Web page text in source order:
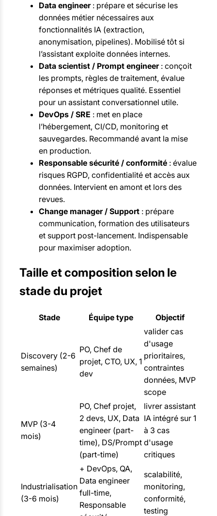
Data engineer: prépare et sécurise les
données métier nécessaires aux
fonctionnalités IA (extraction,
anonymisation, pipelines). Mobilisé tôt si
l’assistant exploite données internes.
Data scientist / Prompt engineer: conçoit
les prompts, règles de traitement, évalue
réponses et métriques qualité. Essentiel
pour un assistant conversationnel utile.
DevOps / SRE : met en place
l’hébergement, CI/CD, monitoring et
sauvegardes. Recommandé avant la mise
en production.
Responsable sécurité / conformité : évalue
risques RGPD, confidentialité et accès aux
données. Intervient en amont et lors des
revues.
Change manager / Support : prépare
communication, formation des utilisateurs
et support post-lancement. Indispensable
pour maximiser adoption.
Taille et composition selon le
stade du projet
Stade Équipe type Objectif
Discovery (2-6
semaines)
PO, Chef de
projet, CTO, UX, 1
dev
valider cas
d'usage
prioritaires,
contraintes
données, MVP
scope
MVP (3-4
mois)
PO, Chef projet,
2 devs, UX, Data
engineer (part-
time), DS/Prompt
(part-time)
livrer assistant
IA intégré sur 1
à 3 cas
d'usage
critiques
Industrialisation
(3-6 mois)
+ DevOps, QA,
Data engineer
full-time,
Responsable
scalabilité,
monitoring,
conformité,
testing